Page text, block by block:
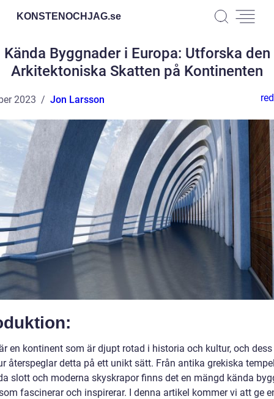
KONSTENOCHJAG.se
Kända Byggnader i Europa: Utforska den
Arkitektoniska Skatten på Kontinenten
2023 Jon Larsson
en kontinent som är djupt rotad i historia och kultur, och dess
återspeglar detta på ett unikt sätt. Från antika grekiska
slott och moderna skyskrapor finns det en mängd kända
fascinerar och inspirerar. I denna artikel kommer vi att ge